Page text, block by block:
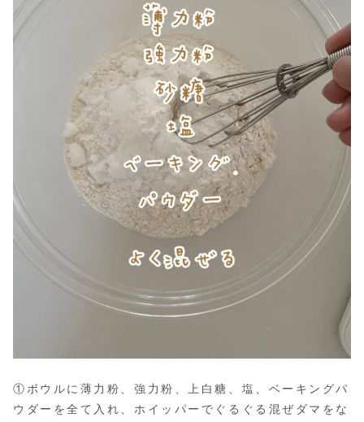
①ボウルに薄力粉、強力粉、上白糖、塩、ベーキングパ
ウダーを全て入れ、ホイッパーでぐるぐる混ぜダマをな